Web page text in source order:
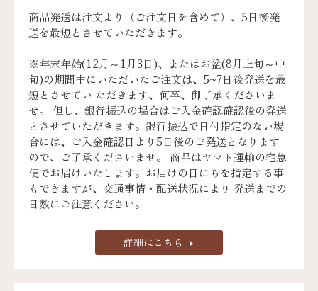
商品発送は注文より（ご注文日を含めて）、5日後発
送を最短とさせていただきます。
※年末年始(12月～1月3日)、またはお盆(8月上旬～中
旬)の期間中にいただいたご注文は、5~7日後発送を最
短とさせてい ただきます、何卒、御了承くださいま
せ。 但し、銀行振込の場合はご入金確認確認後の発送
とさせていただきます。銀行振込で日付指定のない場
合には、ご入金確認日より5日後のご発送となります
ので、ご了承くださいませ。 商品はヤマト運輸の宅急
便でお届けいたします。お届けの日にちを指定する事
もできますが、交通事情・配送状況により 発送までの
日数にご注意ください。
詳細はこちら